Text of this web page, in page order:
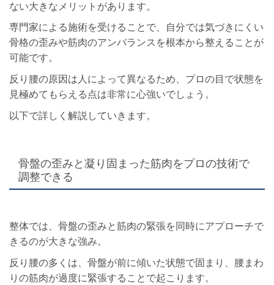
ない大きなメリットがあります。
専門家による施術を受けることで、自分では気づきにくい
骨格の歪みや筋肉のアンバランスを根本から整えることが
可能です。
反り腰の原因は人によって異なるため、プロの目で状態を
見極めてもらえる点は非常に心強いでしょう。
以下で詳しく解説していきます。
骨盤の歪みと凝り固まった筋肉をプロの技術で
調整できる
整体では、骨盤の歪みと筋肉の緊張を同時にアプローチで
きるのが大きな強み。
反り腰の多くは、骨盤が前に傾いた状態で固まり、腰まわ
りの筋肉が過度に緊張することで起こります。